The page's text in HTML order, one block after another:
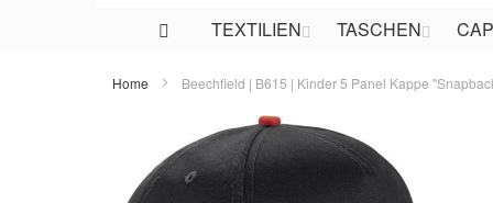
TEXTILIEN TASCHEN
Home Beechfield | B615 | Kinder 5 Panel Kappe
Bildergalerie